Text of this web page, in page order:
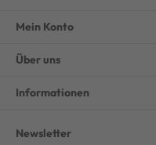
Mein Konto
Über uns
Informationen
Newsletter